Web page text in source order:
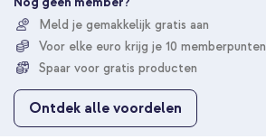
u
o
p
z
Meld je gemakkelijk gratis aan
Voor elke euro krijg je 10 memberpunten
Spaar voor gratis producten
Ontdek alle voordelen